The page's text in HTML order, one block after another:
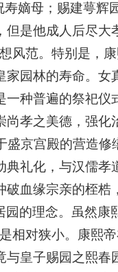
寿嫡母；赐建萼
是他成人后尽
风范。特别是，
家园林的寿命。
种普遍的祭祀
孝之美德，强
盛京宫殿的营造
典礼化，与汉儒
破血缘宗亲的桎
的理念。虽然
相对狭小。康熙
与皇子赐园之熙